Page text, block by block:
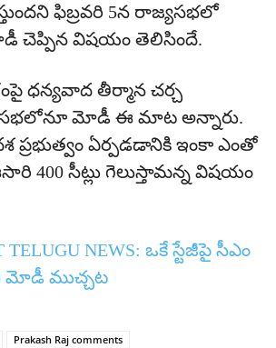
ఫిబ్రవరి 5న రాజ్యసభలో
చెప్పిన విషయం తెలిసిందే.
ధన్యవాద తీర్మాన చర్చ
మోడీ ఈ మాట అన్నారు.
ప్రభుత్వం ఏర్పడడానికి ఇంకా ఎంతో
400 సీట్లు గెలుస్తామన్న విషయం
TELUGU NEWS: ఒకే స్టేజీపై సీఎం
మోడీ ముచ్చట
Prakash Raj comments